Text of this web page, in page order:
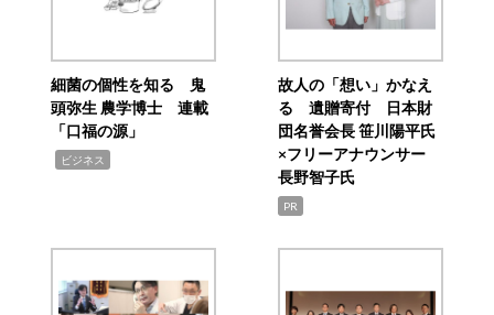
細菌の個性を知る 鬼
頭弥生 農学博士 連載
「口福の源」
ビジネス
故人の「想い」かなえ
る 遺贈寄付 日本財
団名誉会長 笹川陽平氏
×フリーアナウンサー
長野智子氏
PR